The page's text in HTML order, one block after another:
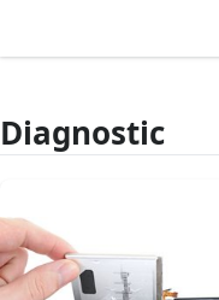
Diagnostic